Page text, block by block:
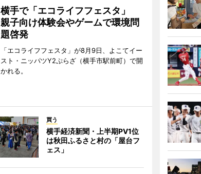
横手で「エコライフフェスタ」
親子向け体験会やゲームで環境問
題啓発
「エコライフフェスタ」が8月9日、よこてイー
スト・ニッパツY2ぷらざ（横手市駅前町）で開
かれる。
買う
横手経済新聞・上半期PV1位
は秋田ふるさと村の「屋台フ
ェス」